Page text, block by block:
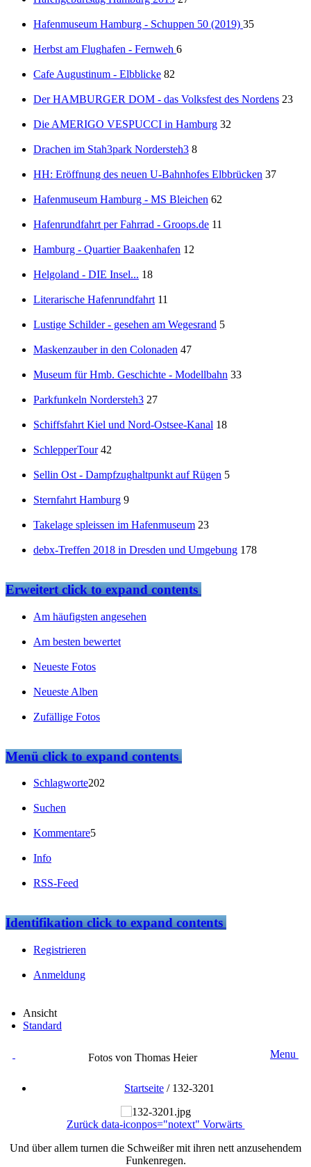
Hafenmuseum Hamburg - Schuppen 50 (2019) 35
Herbst am Flughafen - Fernweh 6
Cafe Augustinum - Elbblicke 82
Der HAMBURGER DOM - das Volksfest des Nordens 23
Die AMERIGO VESPUCCI in Hamburg 32
Drachen im Stah3park Nordersteh3 8
HH: Eröffnung des neuen U-Bahnhofes Elbbrücken 37
Hafenmuseum Hamburg - MS Bleichen 62
Hafenrundfahrt per Fahrrad - Groops.de 11
Hamburg - Quartier Baakenhafen 12
Helgoland - DIE Insel... 18
Literarische Hafenrundfahrt 11
Lustige Schilder - gesehen am Wegesrand 5
Maskenzauber in den Colonaden 47
Museum für Hmb. Geschichte - Modellbahn 33
Parkfunkeln Nordersteh3 27
Schiffsfahrt Kiel und Nord-Ostsee-Kanal 18
SchlepperTour 42
Sellin Ost - Dampfzughaltpunkt auf Rügen 5
Sternfahrt Hamburg 9
Takelage spleissen im Hafenmuseum 23
debx-Treffen 2018 in Dresden und Umgebung 178
Erweitertclick to expand contents
Am häufigsten angesehen
Am besten bewertet
Neueste Fotos
Neueste Alben
Zufällige Fotos
Menüclick to expand contents
Schlagworte202
Suchen
Kommentare5
Info
RSS-Feed
Identifikationclick to expand contents
Registrieren
Anmeldung
Ansicht
Standard
Fotos von Thomas Heier Menu
Startseite / 132-3201
Zurück data-iconpos="notext" Vorwärts
Und über allem turnen die Schweißer mit ihren nett anzusehendem
Funkenregen.